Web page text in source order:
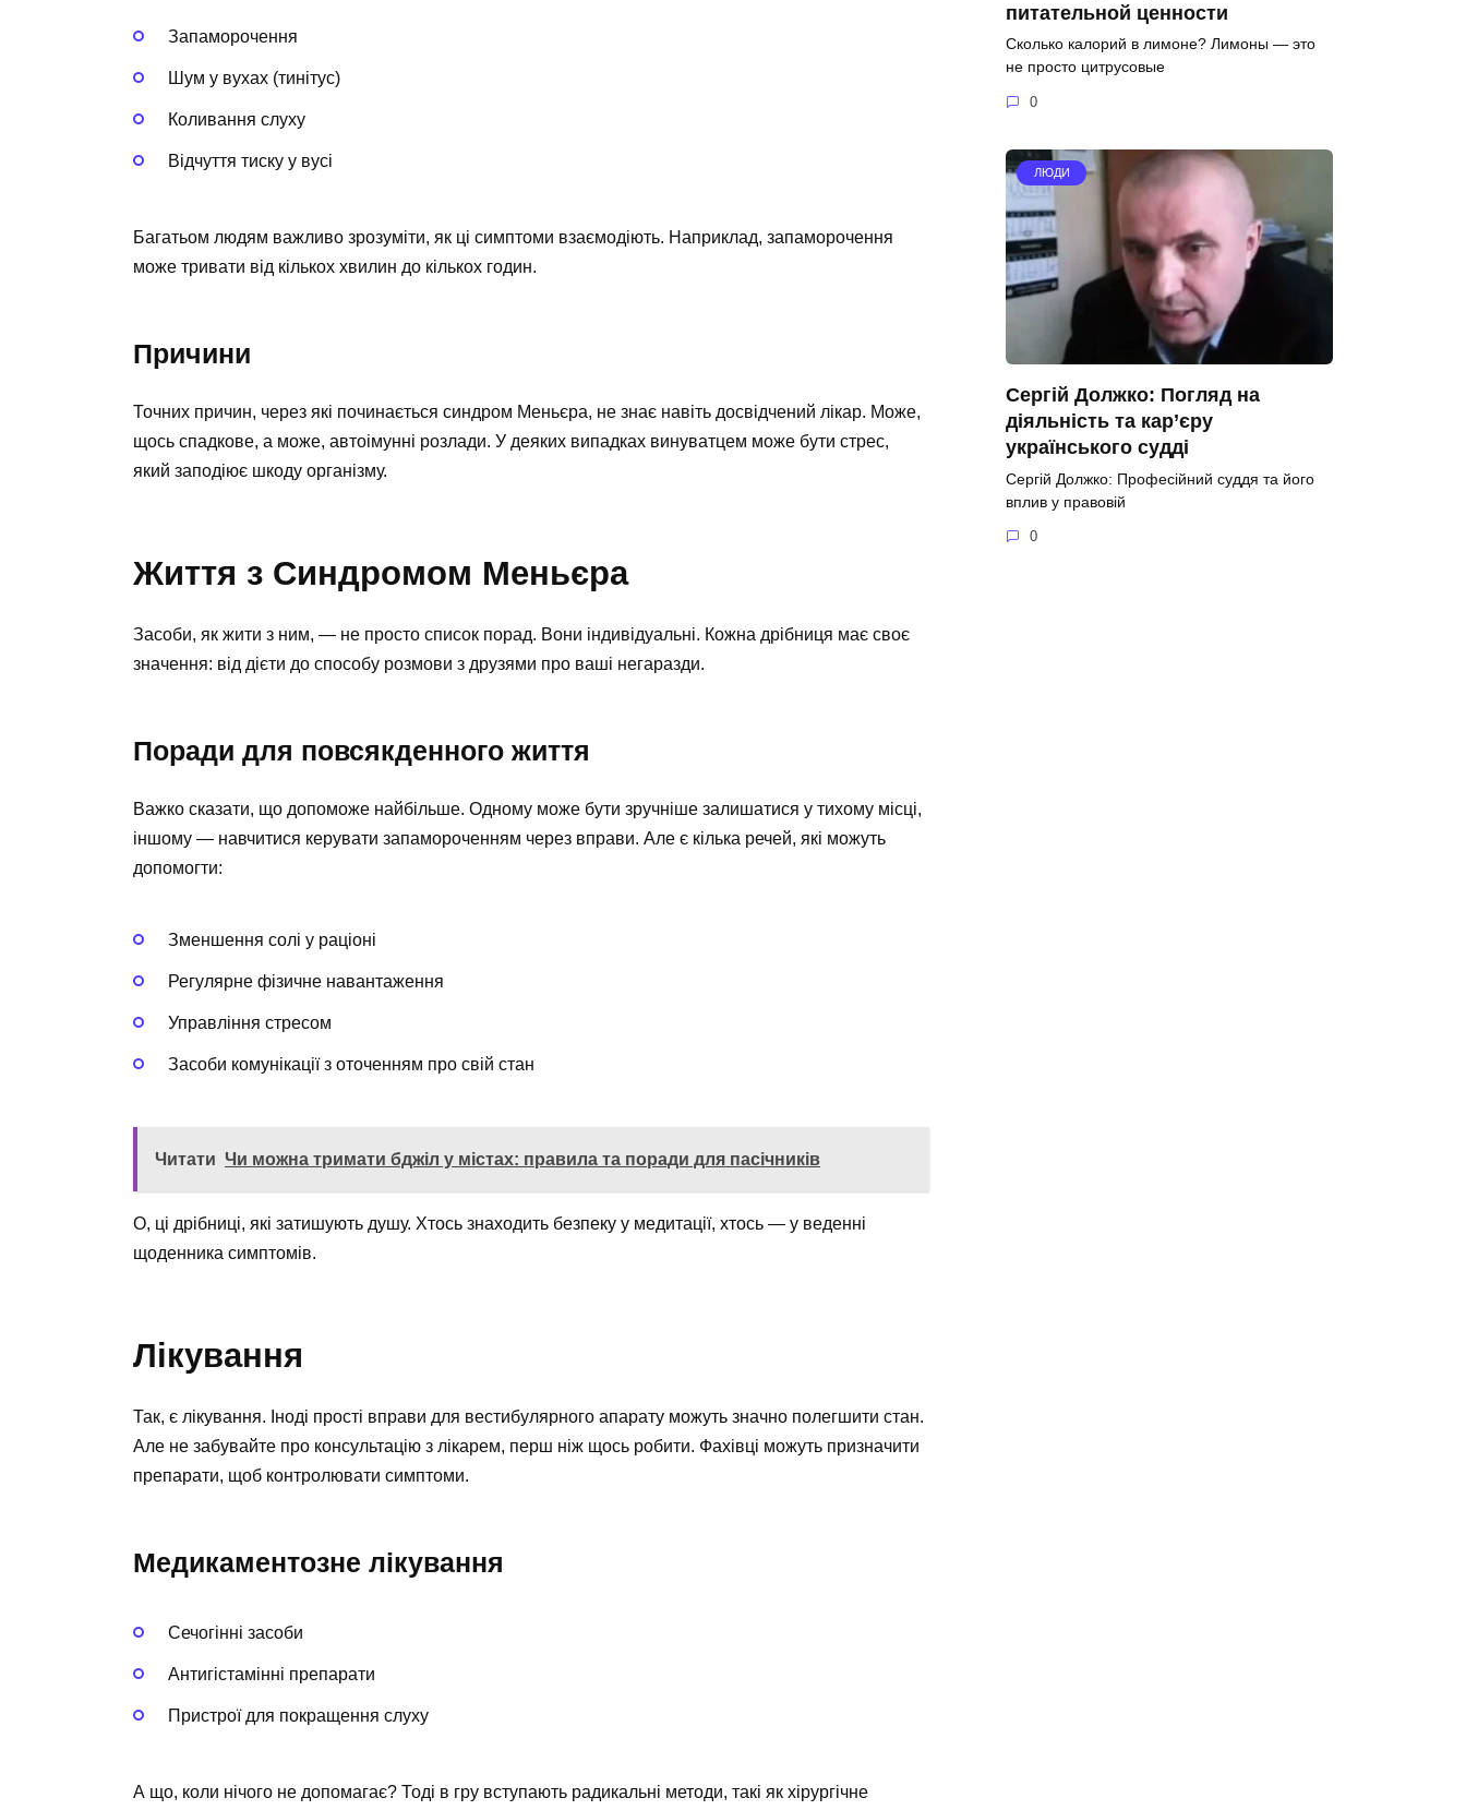
Запаморочення
Шум у вухах (тинітус)
Коливання слуху
Відчуття тиску у вусі
Багатьом людям важливо зрозуміти, як ці симптоми взаємодіють. Наприклад, запаморочення
може тривати від кількох хвилин до кількох годин.
Причини
Точних причин, через які починається синдром Меньєра, не знає навіть досвідчений лікар. Може,
щось спадкове, а може, автоімунні розлади. У деяких випадках винуватцем може бути стрес,
який заподіює шкоду організму.
Життя з Синдромом Меньєра
Засоби, як жити з ним, — не просто список порад. Вони індивідуальні. Кожна дрібниця має своє
значення: від дієти до способу розмови з друзями про ваші негаразди.
Поради для повсякденного життя
Важко сказати, що допоможе найбільше. Одному може бути зручніше залишатися у тихому місці,
іншому — навчитися керувати запамороченням через вправи. Але є кілька речей, які можуть
допомогти:
Зменшення солі у раціоні
Регулярне фізичне навантаження
Управління стресом
Засоби комунікації з оточенням про свій стан
Читати Чи можна тримати бджіл у містах: правила та поради для пасічників
О, ці дрібниці, які затишують душу. Хтось знаходить безпеку у медитації, хтось — у веденні
щоденника симптомів.
Лікування
Так, є лікування. Іноді прості вправи для вестибулярного апарату можуть значно полегшити стан.
Але не забувайте про консультацію з лікарем, перш ніж щось робити. Фахівці можуть призначити
препарати, щоб контролювати симптоми.
Медикаментозне лікування
Сечогінні засоби
Антигістамінні препарати
Пристрої для покращення слуху
А що, коли нічого не допомагає? Тоді в гру вступають радикальні методи, такі як хірургічне
питательной ценности
Сколько калорий в лимоне? Лимоны — это
не просто цитрусовые
0
ЛЮДИ
Сергій Должко: Погляд на
діяльність та кар’єру
українського судді
Сергій Должко: Професійний суддя та його
вплив у правовій
0